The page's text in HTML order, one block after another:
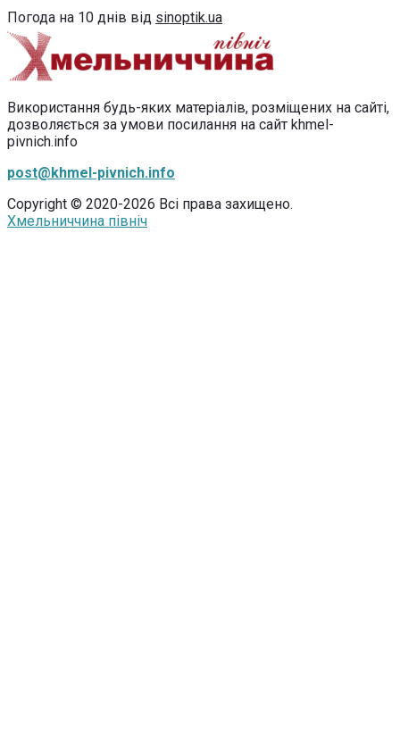
Погода на 10 днів від sinoptik.ua
Використання будь-яких матеріалів, розміщених на сайті,
дозволяється за умови посилання на сайт khmel-
pivnich.info
post@khmel-pivnich.info
Copyright © 2020-2026 Всі права захищено.
Хмельниччина північ